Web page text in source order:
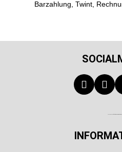
Barzahlung, Twint,